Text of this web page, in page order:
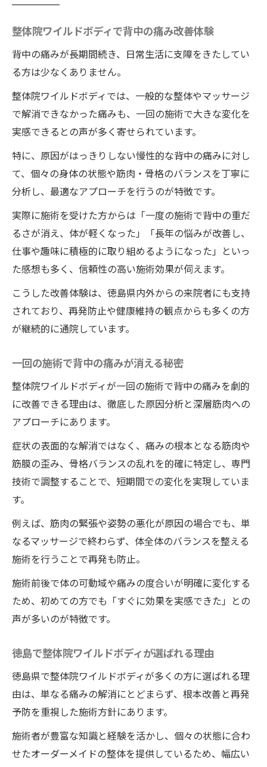
対応
原因不明の痛みに悩む方へ新提案
原因不明の背中の痛みを整体院ワイルドボ
ディが解明
整体院ワイルドボディの独自技術で痛みに
新提案
慢性的な不調に整体院ワイルドボディが有
徳島で原因不明の痛み改善を目指すなら整
体院ワイルドボディ
チの魅力
整体院ワイルドボディなら一回で背中が軽くな
る理由
軽くする理由
筋膜リリースと独自技術で背中の痛みを改
善
整体院ワイルドボディの即効性が選ばれる
肩甲骨はがしで背中の可動域が広がる体験
ボキボキしない優しい整体が女性にも安心
整体院ワイルドボディの根本改善アプロー
チとは
ア
原因を見極めた施術で体質改善を目指す
ディが対応
身体の変化が実感できるやさしい施術の秘密
心体験
痛みのない整体が女性に選ばれる理由
施術後の身体の変化を実感できるポイント
整体院ワイルドボディの丁寧なカウンセリ
ングと施術
怖くない整体でリラックスしながら改善
整体院ワイルドボディで背中の痛み改善体験
背中の痛みが長期間続き、日常生活に支障をきたしてい
る方は少なくありません。
整体院ワイルドボディでは、一般的な整体やマッサージ
で解消できなかった痛みも、一回の施術で大きな変化を
実感できるとの声が多く寄せられています。
特に、原因がはっきりしない慢性的な背中の痛みに対し
て、個々の身体の状態や筋肉・骨格のバランスを丁寧に
分析し、最適なアプローチを行うのが特徴です。
実際に施術を受けた方からは「一度の施術で背中の重だ
るさが消え、体が軽くなった」「長年の悩みが改善し、
仕事や趣味に積極的に取り組めるようになった」といっ
た感想も多く、信頼性の高い施術効果が伺えます。
こうした改善体験は、徳島県内外からの来院者にも支持
されており、再発防止や健康維持の観点からも多くの方
が継続的に通院しています。
一回の施術で背中の痛みが消える秘密
整体院ワイルドボディが一回の施術で背中の痛みを劇的
に改善できる理由は、徹底した原因分析と深層筋肉への
アプローチにあります。
症状の表面的な解消ではなく、痛みの根本となる筋肉や
筋膜の歪み、骨格バランスの乱れを的確に特定し、専門
技術で調整することで、短期間での変化を実現していま
す。
例えば、筋肉の緊張や姿勢の悪化が原因の場合でも、単
なるマッサージで終わらず、体全体のバランスを整える
施術を行うことで再発も防止。
施術前後で体の可動域や痛みの度合いが明確に変化する
ため、初めての方でも「すぐに効果を実感できた」との
声が多いのが特徴です。
徳島で整体院ワイルドボディが選ばれる理由
徳島県で整体院ワイルドボディが多くの方に選ばれる理
由は、単なる痛みの解消にとどまらず、根本改善と再発
予防を重視した施術方針にあります。
施術者が豊富な知識と経験を活かし、個々の状態に合わ
せたオーダーメイドの整体を提供しているため、幅広い